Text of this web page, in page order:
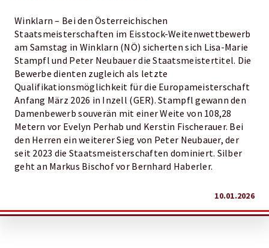
Winklarn – Bei den Österreichischen
Staatsmeisterschaften im Eisstock-Weitenwettbewerb
am Samstag in Winklarn (NÖ) sicherten sich Lisa-Marie
Stampfl und Peter Neubauer die Staatsmeistertitel. Die
Bewerbe dienten zugleich als letzte
Qualifikationsmöglichkeit für die Europameisterschaft
Anfang März 2026 in Inzell (GER). Stampfl gewann den
Damenbewerb souverän mit einer Weite von 108,28
Metern vor Evelyn Perhab und Kerstin Fischerauer. Bei
den Herren ein weiterer Sieg von Peter Neubauer, der
seit 2023 die Staatsmeisterschaften dominiert. Silber
geht an Markus Bischof vor Bernhard Haberler.
10.01.2026